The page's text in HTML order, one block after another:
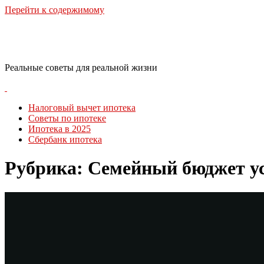
Перейти к содержимому
Реальные советы для реальной жизни
Налоговый вычет ипотека
Советы по ипотеке
Ипотека в 2025
Сбербанк ипотека
Рубрика: Семейный бюджет